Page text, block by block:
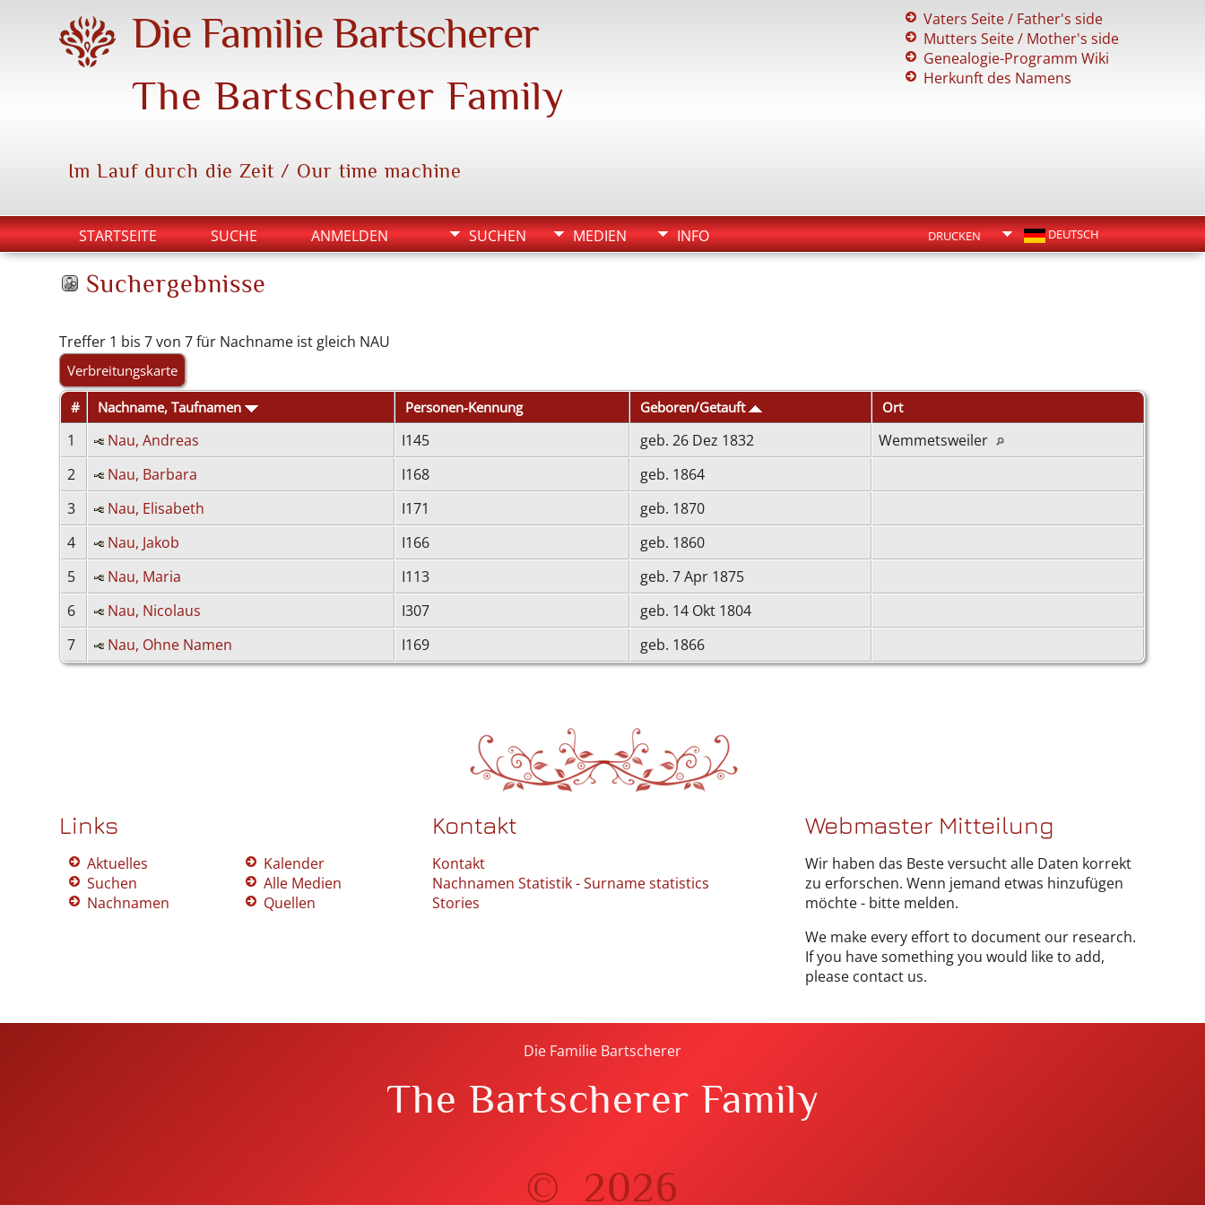
Die Familie Bartscherer
The Bartscherer Family
Im Lauf durch die Zeit / Our time machine
Vaters Seite / Father's side
Mutters Seite / Mother's side
Genealogie-Programm Wiki
Herkunft des Namens
STARTSEITE SUCHE ANMELDEN SUCHEN MEDIEN INFO DRUCKEN DEUTSCH
Suchergebnisse
Treffer 1 bis 7 von 7 für Nachname ist gleich NAU
Verbreitungskarte
# Nachname, Taufnamen Personen-Kennung Geboren/Getauft Ort
1 Nau, Andreas I145 geb. 26 Dez 1832
Wemmetsweiler
2
Nau, Barbara I168
geb. 1864
3
Nau, Elisabeth I171
geb. 1870
4
Nau, Jakob I166
geb. 1860
5
Nau, Maria I113
geb. 7 Apr 1875
6
Nau, Nicolaus I307
geb. 14 Okt 1804
7
Nau, Ohne Namen I169 geb. 1866
Links
Aktuelles
Suchen
Nachnamen
Kalender
Alle Medien
Quellen
Kontakt
Kontakt
Nachnamen Statistik - Surname statistics
Stories
Webmaster Mitteilung
Wir haben das Beste versucht alle Daten korrekt
zu erforschen. Wenn jemand etwas hinzufügen
möchte - bitte melden.
We make every effort to document our research.
If you have something you would like to add,
please contact us.
Die Familie Bartscherer
The Bartscherer Family
© 2026